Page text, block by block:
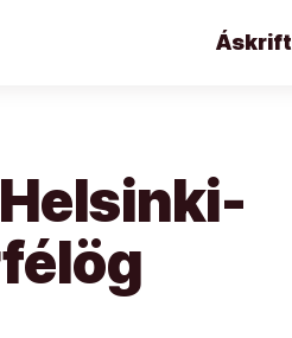
Áskrift